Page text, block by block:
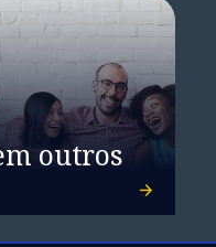
outros